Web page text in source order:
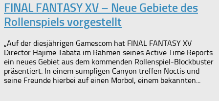
FINAL FANTASY XV – Neue Gebiete des
Rollenspiels vorgestellt
„Auf der diesjährigen Gamescom hat FINAL FANTASY XV
Director Hajime Tabata im Rahmen seines Active Time Reports
ein neues Gebiet aus dem kommenden Rollenspiel-Blockbuster
präsentiert. In einem sumpfigen Canyon treffen Noctis und
seine Freunde hierbei auf einen Morbol, einem bekannten...